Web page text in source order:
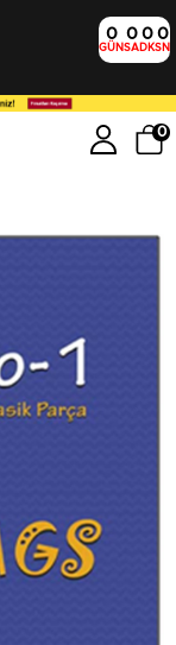
0
GÜN
0
SA
0
DK
0
SN
0